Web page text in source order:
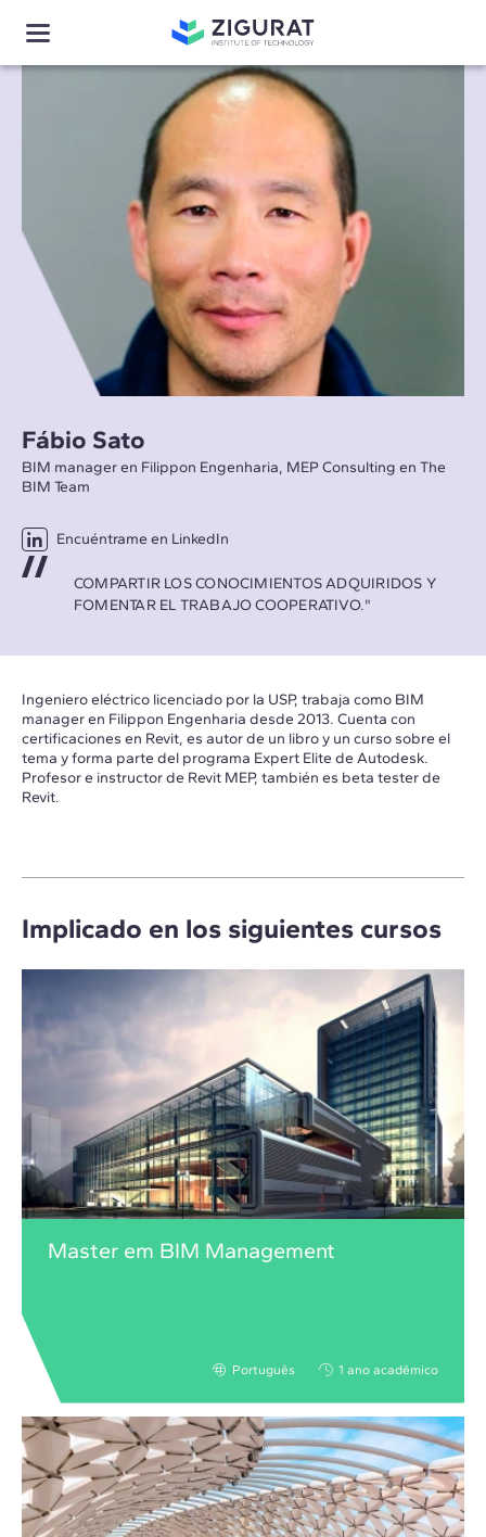
Fábio Sato
BIM manager en Filippon Engenharia, MEP Consulting en The
BIM Team
Encuéntrame en LinkedIn
COMPARTIR LOS CONOCIMIENTOS ADQUIRIDOS Y
FOMENTAR EL TRABAJO COOPERATIVO."
Ingeniero eléctrico licenciado por la USP, trabaja como BIM
manager en Filippon Engenharia desde 2013. Cuenta con
certificaciones en Revit, es autor de un libro y un curso sobre el
tema y forma parte del programa Expert Elite de Autodesk.
Profesor e instructor de Revit MEP, también es beta tester de
Revit.
Implicado en los siguientes cursos
Master em BIM Management
Português 1 ano acadêmico